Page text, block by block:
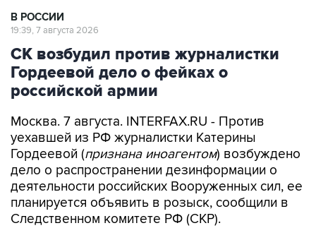
В РОССИИ
19:39, 7 августа 2026
СК возбудил против журналистки
Гордеевой дело о фейках о
российской армии
Москва. 7 августа. INTERFAX.RU - Против
уехавшей из РФ журналистки Катерины
Гордеевой (признана иноагентом) возбуждено
дело о распространении дезинформации о
деятельности российских Вооруженных сил, ее
планируется объявить в розыск, сообщили в
Следственном комитете РФ (СКР).